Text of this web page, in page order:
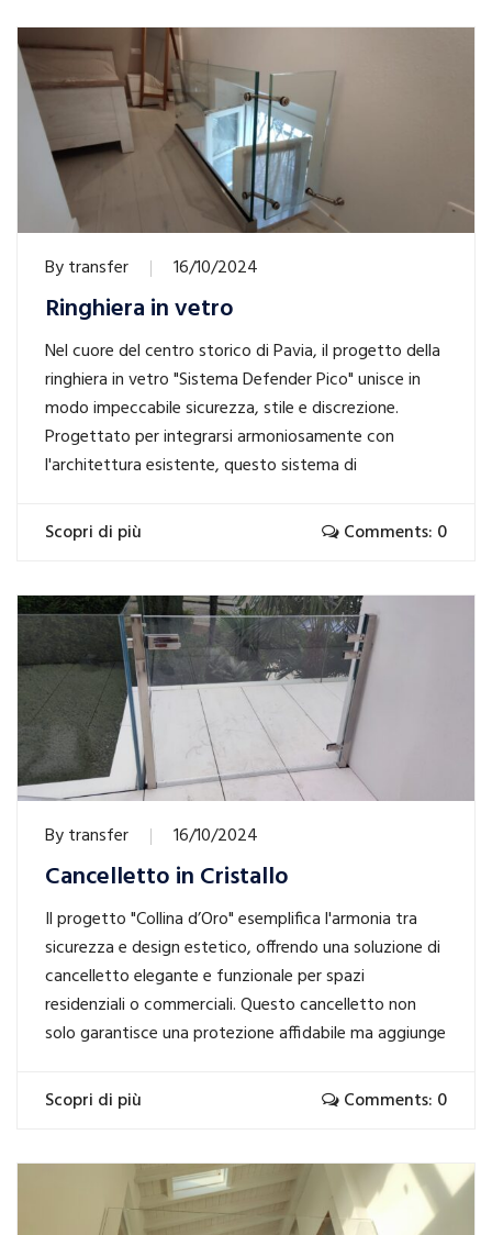
Bytransfer 16/10/2024
Ringhiera in vetro
Nel cuore del centro storico di Pavia, il progetto della
ringhiera in vetro "Sistema Defender Pico" unisce in
modo impeccabile sicurezza, stile e discrezione.
Progettato per integrarsi armoniosamente con
l'architettura esistente, questo sistema di
Scopri di più Comments: 0
Bytransfer 16/10/2024
Cancelletto in Cristallo
Il progetto "Collina d’Oro" esemplifica l'armonia tra
sicurezza e design estetico, offrendo una soluzione di
cancelletto elegante e funzionale per spazi
residenziali o commerciali. Questo cancelletto non
solo garantisce una protezione affidabile ma aggiunge
Scopri di più Comments: 0